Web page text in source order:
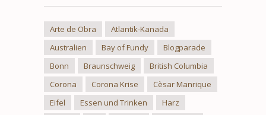
Arte de Obra
Atlantik-Kanada
Australien
Bay of Fundy
Blogparade
Bonn
Braunschweig
British Columbia
Corona
Corona Krise
Cèsar Manrique
Eifel
Essen und Trinken
Harz